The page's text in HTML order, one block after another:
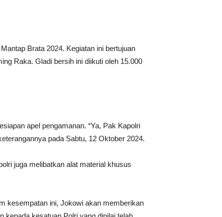
Brata 2024. Kegiatan ini bertujuan
Raka. Gladi bersih ini diikuti oleh 15.000
apel pengamanan. “Ya, Pak Kapolri
pada Sabtu, 12 Oktober 2024.
juga melibatkan alat material khusus
kesempatan ini, Jokowi akan memberikan